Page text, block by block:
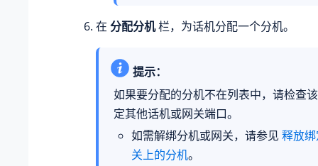
在 分配分机栏，为话机分配一个分机。
提示：
如果要分配的分机不在列表中，请检查
定其他话机或网关端口。
如需解绑分机或网关，请参见 释放
关上的分机。